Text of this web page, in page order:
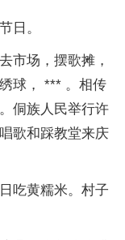
日。
市场，摆歌摊，
球， *** 。相传
侗族人民举行许
歌和踩教堂来庆
吃黄糯米。村子